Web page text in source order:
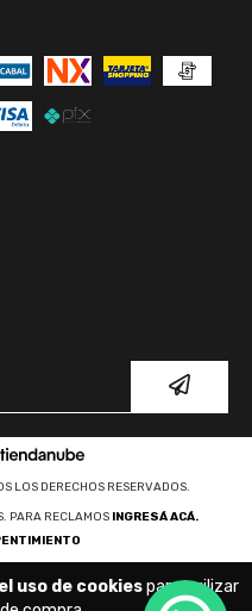
uso de cookiespara agilizar
LOS DERECHOS RESERVADOS.
PARA RECLAMOS INGRESÁ ACÁ.